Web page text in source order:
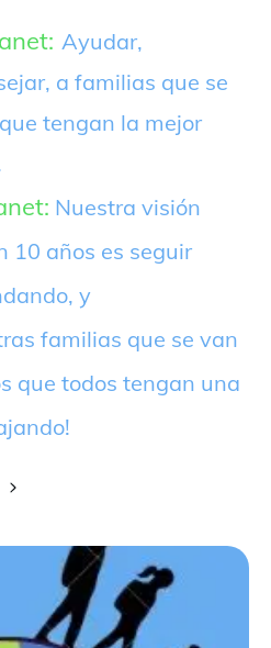
Ayudar,
a familias que se
tengan la mejor
Nuestra visión
10 años es seguir
y
familias que se van
que todos tengan una